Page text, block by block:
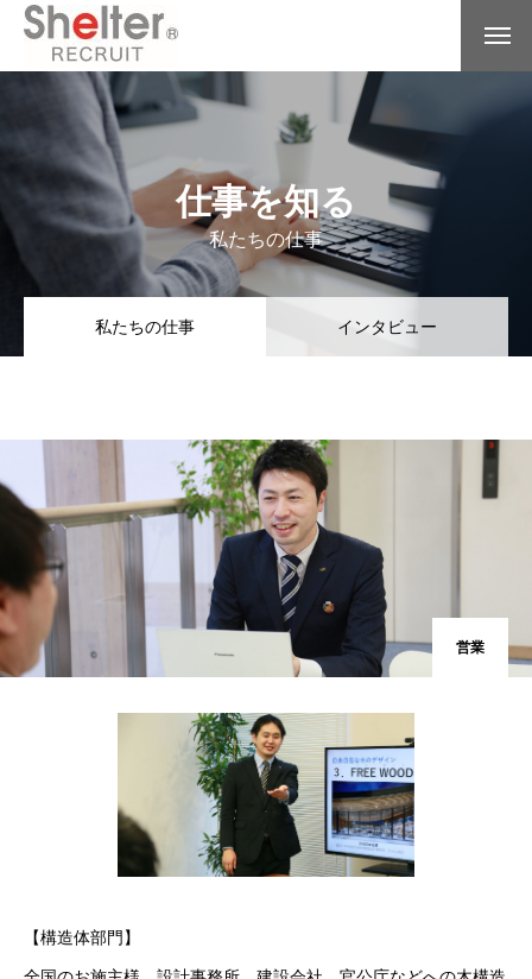
仕事を知る
私たちの仕事
私たちの仕事 インタビュー
営業
【構造体部門】